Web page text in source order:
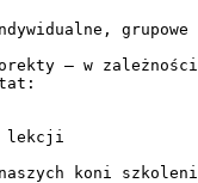
grupowe
– w
lekcji
koni